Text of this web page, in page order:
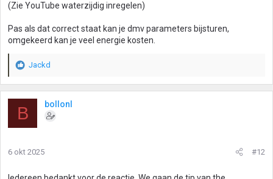
(Zie YouTube waterzijdig inregelen)
Pas als dat correct staat kan je dmv parameters bijsturen,
omgekeerd kan je veel energie kosten.
W
a
n
Jackd
B bollonl
6 okt 2025 #12